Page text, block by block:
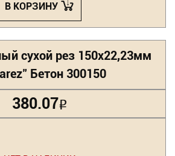
В КОРЗИНУ
сухой рез 150х22,23мм
Бетон 300150
380.07Р